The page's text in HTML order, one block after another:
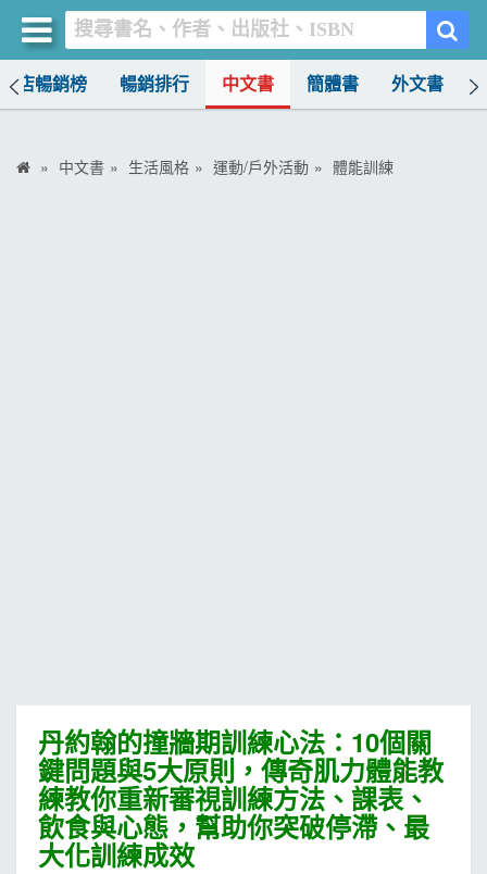
書店暢銷榜 暢銷排行 中文書 簡體書 外文書
中文書 生活風格 運動/戶外活動 體能訓練
丹約翰的撞牆期訓練心法：10個關
鍵問題與5大原則，傳奇肌力體能教
練教你重新審視訓練方法、課表、
飲食與心態，幫助你突破停滯、最
大化訓練成效
買書網
首頁